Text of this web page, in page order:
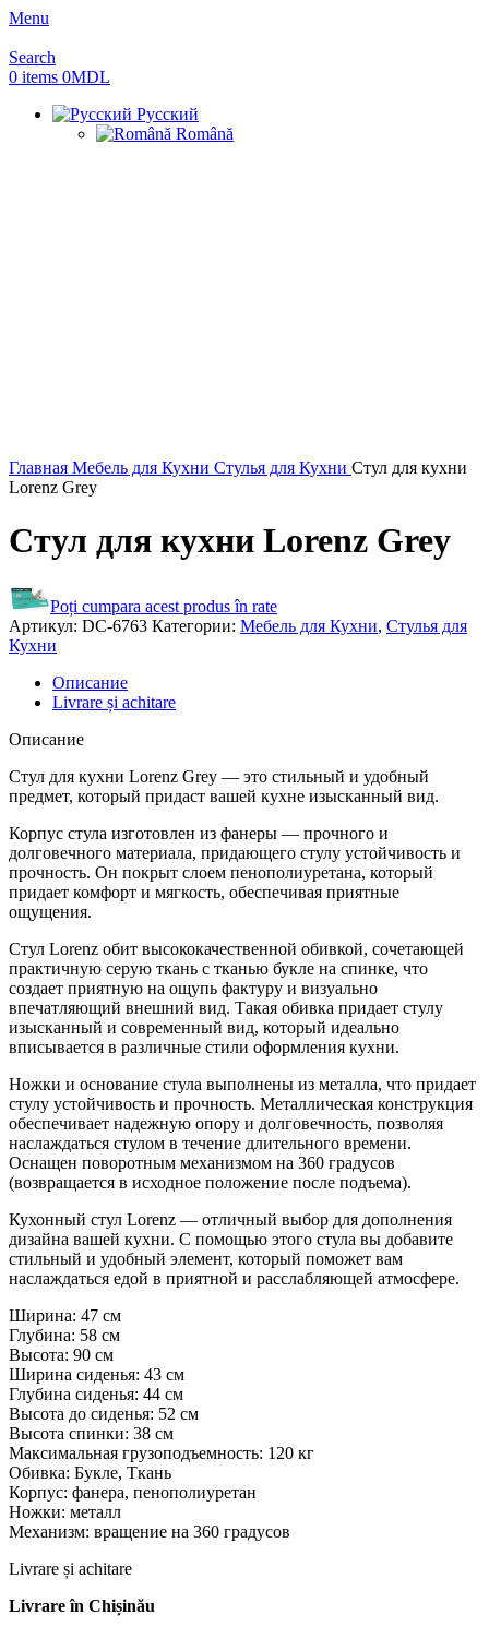
Menu
Search
0 items 0MDL
Русский
Română
Главная Мебель для Кухни Стулья для Кухни Стул для кухни
Lorenz Grey
Стул для кухни Lorenz Grey
Poți cumpara acest produs în rate
Артикул: DC-6763 Категории: Мебель для Кухни, Стулья для
Кухни
Описание
Livrare și achitare
Описание
Стул для кухни Lorenz Grey — это стильный и удобный
предмет, который придаст вашей кухне изысканный вид.
Корпус стула изготовлен из фанеры — прочного и
долговечного материала, придающего стулу устойчивость и
прочность. Он покрыт слоем пенополиуретана, который
придает комфорт и мягкость, обеспечивая приятные
ощущения.
Стул Lorenz обит высококачественной обивкой, сочетающей
практичную серую ткань с тканью букле на спинке, что
создает приятную на ощупь фактуру и визуально
впечатляющий внешний вид. Такая обивка придает стулу
изысканный и современный вид, который идеально
вписывается в различные стили оформления кухни.
Ножки и основание стула выполнены из металла, что придает
стулу устойчивость и прочность. Металлическая конструкция
обеспечивает надежную опору и долговечность, позволяя
наслаждаться стулом в течение длительного времени.
Оснащен поворотным механизмом на 360 градусов
(возвращается в исходное положение после подъема).
Кухонный стул Lorenz — отличный выбор для дополнения
дизайна вашей кухни. С помощью этого стула вы добавите
стильный и удобный элемент, который поможет вам
наслаждаться едой в приятной и расслабляющей атмосфере.
Ширина: 47 см
Глубина: 58 см
Высота: 90 см
Ширина сиденья: 43 см
Глубина сиденья: 44 см
Высота до сиденья: 52 см
Высота спинки: 38 см
Максимальная грузоподъемность: 120 кг
Обивка: Букле, Ткань
Корпус: фанера, пенополиуретан
Ножки: металл
Механизм: вращение на 360 градусов
Livrare și achitare
Livrareîn Chișinău